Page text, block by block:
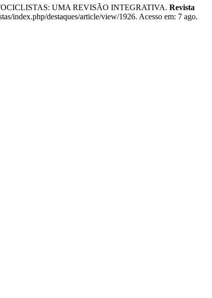
UMA REVISÃO INTEGRATIVA. Revista
index.php/destaques/article/view/1926. Acesso em: 7 ago.